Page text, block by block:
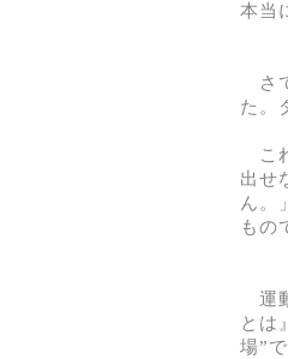
本当
さ
た。
こ
出せ
ん。
もの
運
とは
場”